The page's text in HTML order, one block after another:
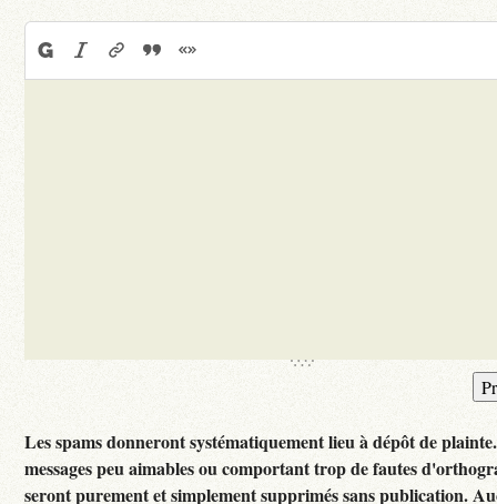
Les spams donneront systématiquement lieu à dépôt de
messages peu aimables ou comportant trop de fautes
seront purement et simplement supprimés sans publication.